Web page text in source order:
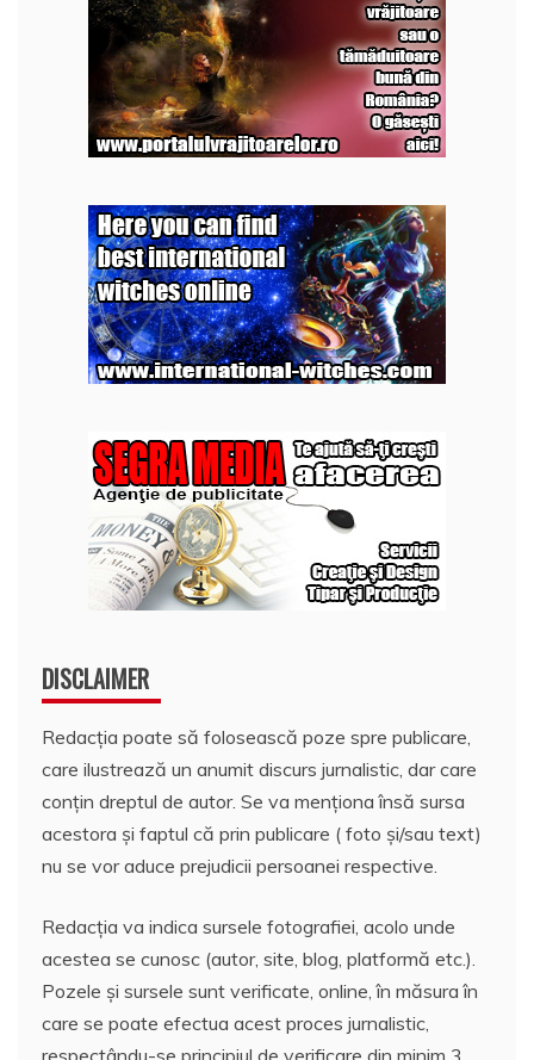
DISCLAIMER
Redacția poate să folosească poze spre publicare,
care ilustrează un anumit discurs jurnalistic, dar care
conțin dreptul de autor. Se va menționa însă sursa
acestora și faptul că prin publicare ( foto și/sau text)
nu se vor aduce prejudicii persoanei respective.
Redacția va indica sursele fotografiei, acolo unde
acestea se cunosc (autor, site, blog, platformă etc.).
Pozele și sursele sunt verificate, online, în măsura în
care se poate efectua acest proces jurnalistic,